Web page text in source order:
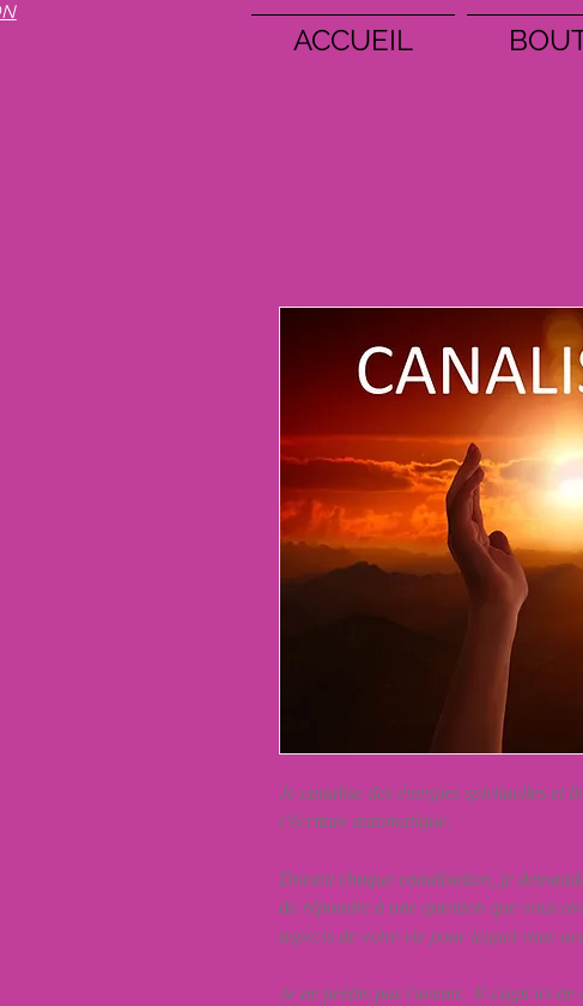
ACCUEIL
Je canalise des énergies spirituelles et
l’écriture automatique.
Durant chaque canalisation, je
de répondre à une question que vous
aspects de votre vie pour lequel vous
Je ne prédis pas l'avenir. Il s'agit ici de